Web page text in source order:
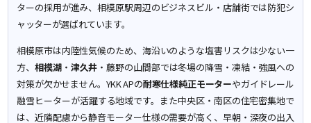
ターの採用が進み、相模原駅周辺のビジネスビル・店舗街では防犯シ
ャッターが選ばれています。
相模原市は内陸性気候のため、海沿いのような塩害リスクは少ない一
方、相模湖・ 津久井 ・藤野の山間部では冬場の降雪・凍結・強風への
対策が欠かせません。YKK APの耐寒仕様純正モーターやガイドレール
融雪ヒーターが活躍する地域です。また中央区・南区の住宅密集地で
は、近隣配慮から静音モーター仕様の需要が高く、早朝・深夜の出入